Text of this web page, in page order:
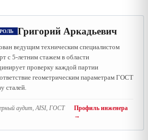
Григорий Аркадьевич
ведущим техническим специалистом
5-летним стажем в области
проверку каждой партии
геометрическим параметрам ГОСТ
сталей.
аудит, AISI, ГОСТ
Профиль инженера
→